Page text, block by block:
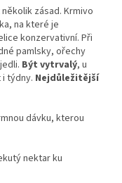
zásad. Krmivo
na které je
konzervativní. Při
pamlsky, ořechy
Být vytrvalý, u
týdny. Nejdůležitější
dávku, kterou
nektar ku